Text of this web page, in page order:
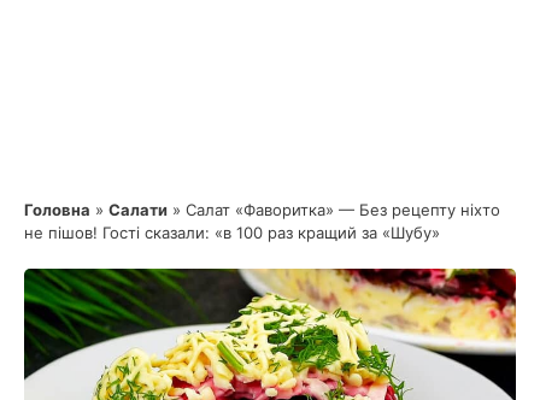
Головна » Салати » Салат «Фаворитка» — Без рецепту ніхто
не пішов! Гості сказали: «в 100 раз кращий за «Шубу»